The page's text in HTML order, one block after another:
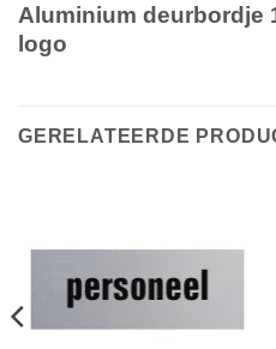
Aluminium deurbordje
logo
GERELATEERDE